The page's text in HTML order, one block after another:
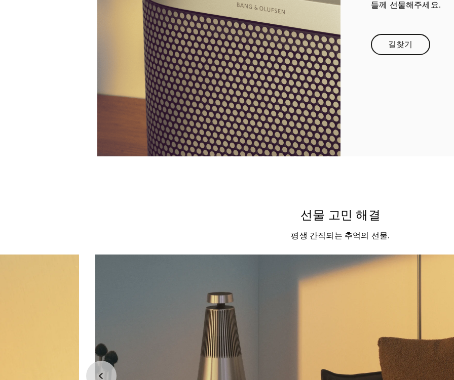
들께 선물해주세요.
길찾기Link Opens in
선물 고민 해결
평생 간직되는 추억의 선물.